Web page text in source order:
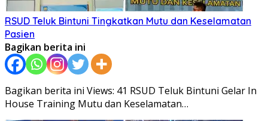
RSUD Teluk Bintuni Tingkatkan Mutu dan Keselamatan
Pasien
Bagikan berita ini
Bagikan berita ini Views: 41 RSUD Teluk Bintuni Gelar In
House Training Mutu dan Keselamatan…